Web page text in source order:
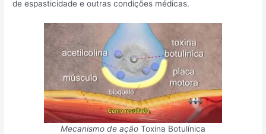
de espasticidade e outras condições médicas.
Mecanismo de ação Toxina Botulínica